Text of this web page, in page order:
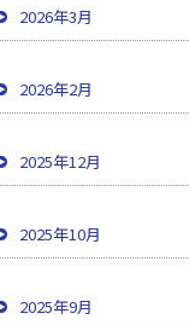
2026年3月
2026年2月
2025年12月
2025年10月
2025年9月